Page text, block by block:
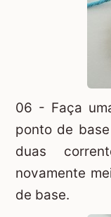
06 - Faça
ponto de
duas
novamente
de base.